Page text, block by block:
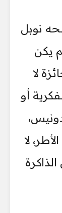
نوبل
يكن
لا
أو
لا